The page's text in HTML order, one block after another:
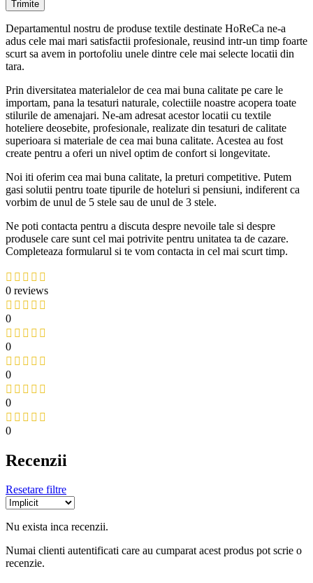
Departamentul nostru de produse textile destinate HoReCa ne-a
adus cele mai mari satisfactii profesionale, reusind intr-un timp foarte
scurt sa avem in portofoliu unele dintre cele mai selecte locatii din
tara.
Prin diversitatea materialelor de cea mai buna calitate pe care le
importam, pana la tesaturi naturale, colectiile noastre acopera toate
stilurile de amenajari. Ne-am adresat acestor locatii cu textile
hoteliere deosebite, profesionale, realizate din tesaturi de calitate
superioara si materiale de cea mai buna calitate. Acestea au fost
create pentru a oferi un nivel optim de confort si longevitate.
Noi iti oferim cea mai buna calitate, la preturi competitive. Putem
gasi solutii pentru toate tipurile de hoteluri si pensiuni, indiferent ca
vorbim de unul de 5 stele sau de unul de 3 stele.
Ne poti contacta pentru a discuta despre nevoile tale si despre
produsele care sunt cel mai potrivite pentru unitatea ta de cazare.
Completeaza formularul si te vom contacta in cel mai scurt timp.
0 reviews
0
0
0
0
0
Recenzii
Resetare filtre
Nu exista inca recenzii.
Numai clienti autentificati care au cumparat acest produs pot scrie o
recenzie.